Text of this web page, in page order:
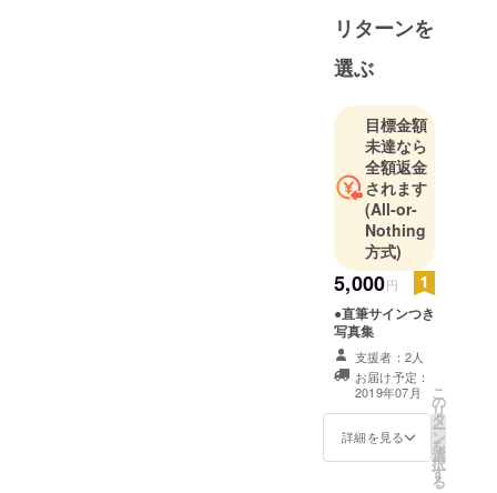
ションフェ
東京ガール
ションを企
画・運営し
ておりま
す。
SHOWROO
Mでは、イベ
ント出演権
や雑誌オー
ディション
を開催して
おり、配信
者のオーガ
ナイザーと
しての活動
もしており
リターンを
選ぶ
目標金額
未達なら
全額返金
されます
(All-or-
Nothing
方式)
5,000円
●直筆サインつき
写真集
支援者：2人
お届け予定：
2019年07月
詳細を見る
こ
の
リ
タ
ー
ン
を
選
択
す
る